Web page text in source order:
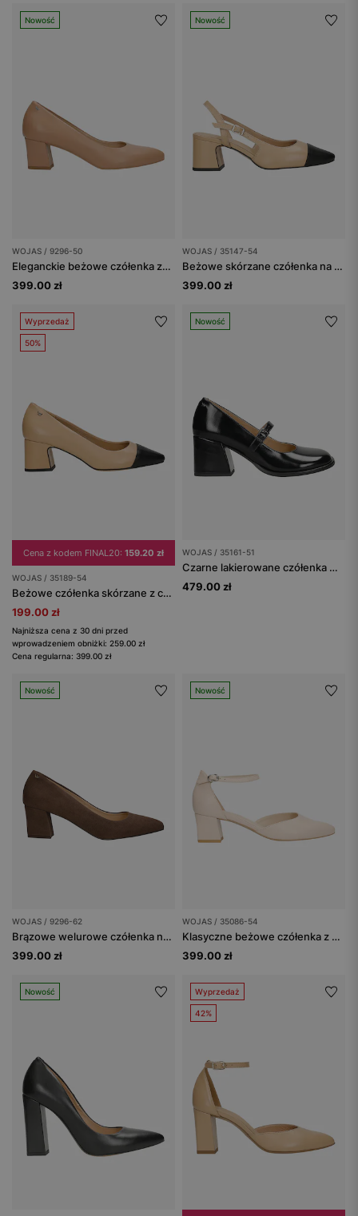
Nowość
WOJAS / 9296-50
Eleganckie beżowe czółenka ze skóry licowej
399.00 zł
Nowość
WOJAS / 35147-54
Beżowe skórzane czółenka na słupku z czarnym noskiem
399.00 zł
Wyprzedaż
50%
Cena z kodem FINAL20: 159.20 zł
WOJAS / 35189-54
Beżowe czółenka skórzane z czarnym noskiem
199.00 zł
Najniższa cena z 30 dni przed
wprowadzeniem obniżki: 259.00 zł
Cena regularna: 399.00 zł
Nowość
WOJAS / 35161-51
Czarne lakierowane czółenka Mary Jane na stabilnym słupku
479.00 zł
Nowość
WOJAS / 9296-62
Brązowe welurowe czółenka na słupku
399.00 zł
Nowość
WOJAS / 35086-54
Klasyczne beżowe czółenka z zapięciem wokół kostki
399.00 zł
Nowość Wyprzedaż
42%